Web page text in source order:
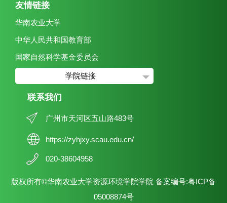
友情链接
华南农业大学
中华人民共和国教育部
国家自然科学基金委员会
学院链接
联系我们
广州市天河区五山路483号
https://zyhjxy.scau.edu.cn/
020-38604958
版权所有©华南农业大学资源环境学院学院 备案编号:粤ICP备
05008874号